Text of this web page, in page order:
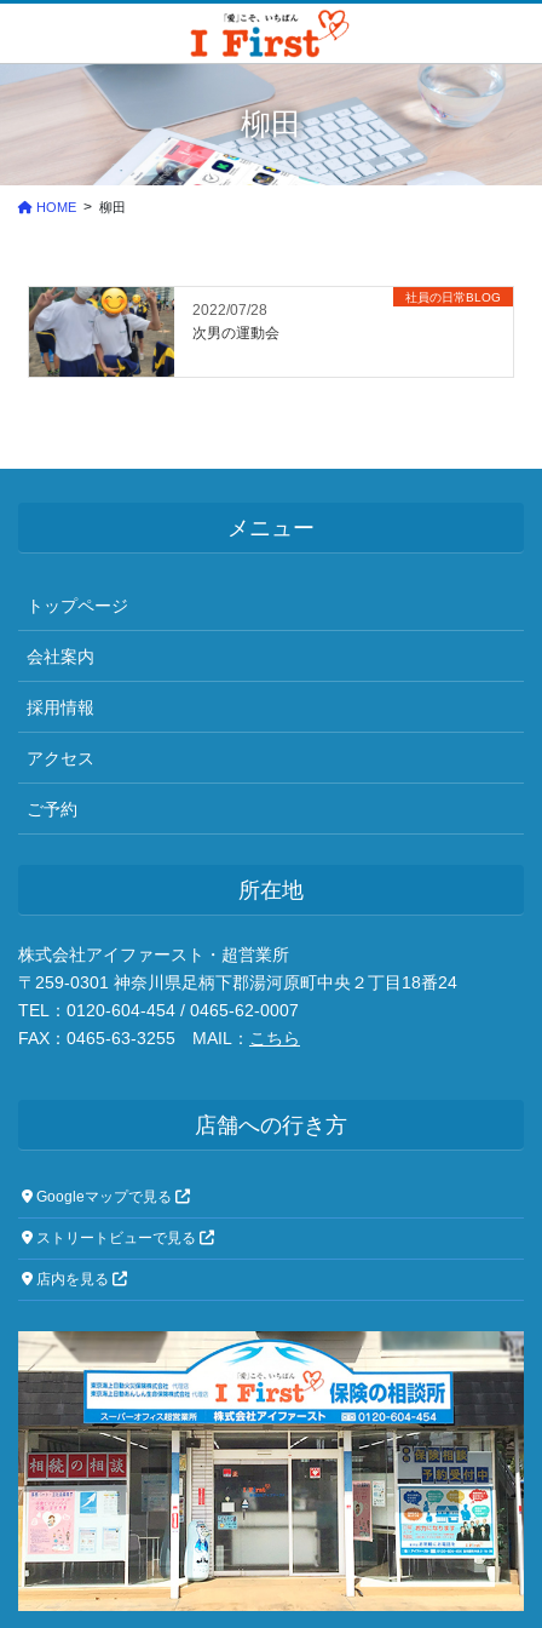
テ
ン
動
ゲ
ー
に
柳田
HOME 柳田
2022/07/28
社員の日常BLOG
次男の運動会
メニュー
トップページ
会社案内
採用情報
アクセス
ご予約
所在地
株式会社アイファースト・超営業所
〒259-0301 神奈川県足柄下郡湯河原町中央２丁目18番24
TEL：0120-604-454 / 0465-62-0007
FAX：0465-63-3255 MAIL： こちら
店舗への行き方
Googleマップで見る
ストリートビューで見る
店内を見る